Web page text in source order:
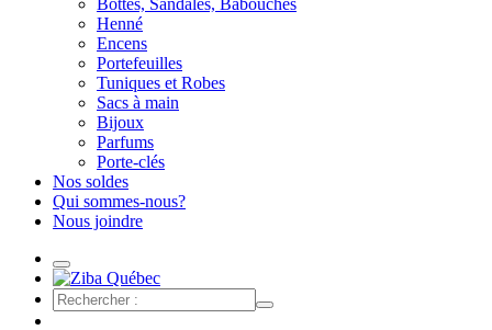
Bottes, Sandales, Babouches
Henné
Encens
Portefeuilles
Tuniques et Robes
Sacs à main
Bijoux
Parfums
Porte-clés
Nos soldes
Qui sommes-nous?
Nous joindre